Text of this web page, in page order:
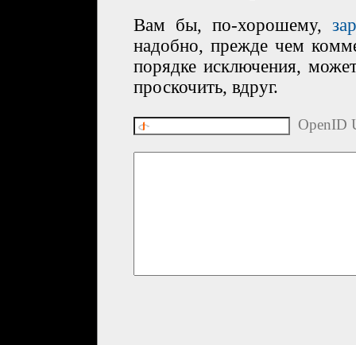
Вам бы, по-хорошему,
надобно, прежде чем
порядке исключения,
проскочить, вдруг.
OpenID